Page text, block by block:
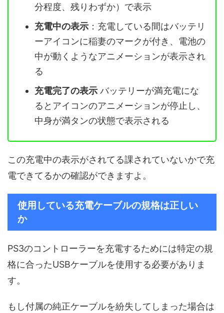
分程度、残りわずか）で表示
充電中の表示 ：充電している間はバッテリ
ーアイコンに稲妻のマークが付き、電池の
中が動くようなアニメーションが表示され
る
充電完了の表示 バッテリーが満充電にな
るとアイコンのアニメーションが停止し、
中身が満タンの状態で表示される
この充電中の表示がされてる課されていないかで充
電できてるかの確認ができますよ。
使用している充電ケーブルの規格は正しい
か
PS3のコントローラーを充電するためには特定の規
格に合ったUSBケーブルを使用する必要がありま
す。
もし付属の純正ケーブルを紛失してしまった場合は